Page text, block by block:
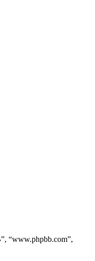
“www.phpbb.com”,